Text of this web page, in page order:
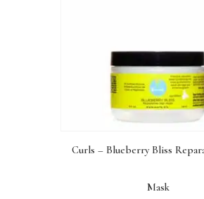
Curls – Blueberry Bliss
Mask